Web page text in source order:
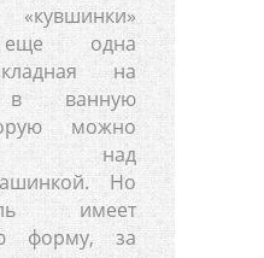
еще одна
на
в ванную
можно
над
Но
имеет
форму, за